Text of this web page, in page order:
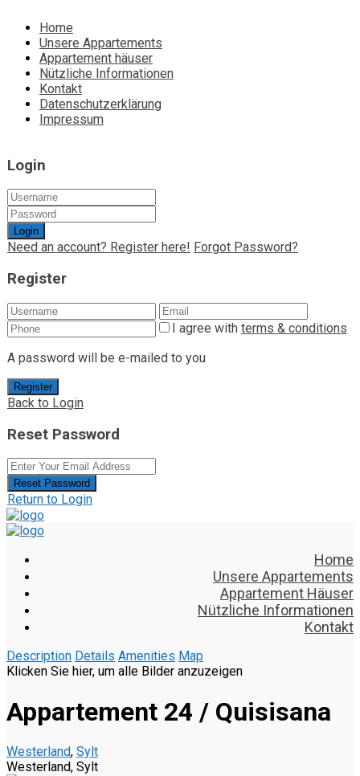
Home
Unsere Appartements
Appartement häuser
Nützliche Informationen
Kontakt
Datenschutzerklärung
Impressum
Login
Login
Need an account? Register here! Forgot Password?
Register
I agree with terms & conditions
A password will be e-mailed to you
Register
Back to Login
Reset Password
Reset Password
Return to Login
Home
Unsere Appartements
Appartement Häuser
Nützliche Informationen
Kontakt
Description Details Amenities Map
Klicken Sie hier, um alle Bilder anzuzeigen
Appartement 24 / Quisisana
Westerland, Sylt
Westerland, Sylt